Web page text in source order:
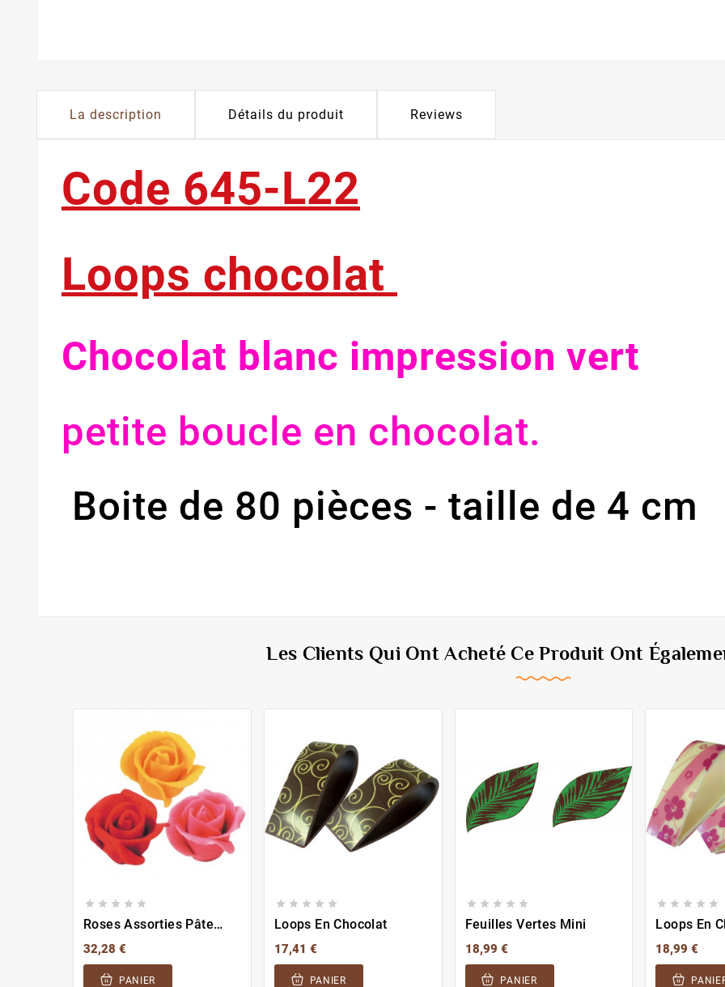
La description Détails du produit Reviews
Code 645-L22
Loops chocolat
Chocolat blanc impression vert
petite boucle en chocolat.
Boite de 80 pièces - taille de 4 cm
Les Clients Qui Ont Acheté Ce Produit Ont
    
Roses Assorties Pâte
32,28 €
PANIER
    
Loops En Chocolat
17,41 €
PANIER
    
Feuilles Vertes Mini
18,99 €
PANIER
    
Loops En
18,99 €